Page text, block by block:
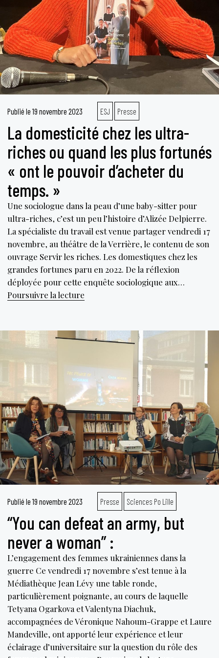
Publié le 19 novembre 2023 ESJ Presse
La domesticité chez les ultra-
riches ou quand les plus fortunés
« ont le pouvoir d’acheter du
temps. »
Une sociologue dans la peau d’une baby-sitter pour
ultra-riches, c’est un peu l’histoire d’Alizée Delpierre.
La spécialiste du travail est venue partager vendredi 17
novembre, au théâtre de la Verrière, le contenu de son
ouvrage Servir les riches. Les domestiques chez les
grandes fortunes paru en 2022. De la réflexion
déployée pour cette enquête sociologique aux…
Poursuivre la lecture
les
ultra-
ou
quand
les
plus
fortunés
« ont
le
pouvoir
d’acheter
du
temps. »
Publié le 19 novembre 2023 Presse Sciences Po Lille
“You can defeat an army, but
never a woman” :
L’engagement des femmes ukrainiennes dans la
guerre Ce vendredi 17 novembre s’est tenue à la
Médiathèque Jean Lévy une table ronde,
particulièrement poignante, au cours de laquelle
Tetyana Ogarkova et Valentyna Diachuk,
accompagnées de Véronique Nahoum-Grappe et Laure
Mandeville, ont apporté leur expérience et leur
éclairage d’universitaire sur la question du rôle des